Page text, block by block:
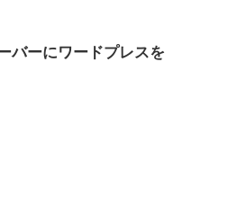
バーにワードプレスを